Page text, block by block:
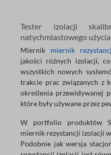
Tester izolacji
natychmiastowego użycia
Miernik miernik
jakości różnych izolacji,
wszystkich nowych
trakcie prac związanych z
określenia przewidywanej
które były używane przez
W portfolio produktów
miernik rezystancji izolacji
Podobnie jak wersja